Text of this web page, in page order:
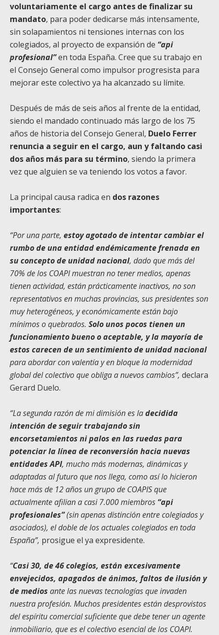
voluntariamente el cargo antes de finalizar su
mandato, para poder dedicarse más intensamente,
sin solapamientos ni tensiones internas con los
colegiados, al proyecto de expansión de “api
profesional”en toda España. Cree que su trabajo en
el Consejo General como impulsor progresista para
mejorar este colectivo ya ha alcanzado su límite.
Después de más de seis años al frente de la entidad,
siendo el mandado continuado más largo de los 75
años de historia del Consejo General, Duelo Ferrer
renuncia a seguir en el cargo, aun y faltando casi
dos años más para su término, siendo la primera
vez que alguien se va teniendo los votos a favor.
La principal causa radica en dos razones
importantes:
“Por una parte, estoy agotado de intentar cambiar el
rumbo de una entidad endémicamente frenada en
su concepto de unidad nacional, dado que más del
70% de los COAPI muestran no tener medios, apenas
tienen actividad, están prácticamente inactivos, no son
representativos en muchas provincias, sus presidentes son
muy heterogéneos, y económicamente están bajo
mínimos o quebrados. Solo unos pocos tienen un
funcionamiento bueno o aceptable, y la mayoría de
estos carecen de un sentimiento de unidad nacional
para abordar con valentía y en bloque la modernidad
global del colectivo que obliga a nuevos cambios”, declara
Gerard Duelo.
“La segunda razón de mi dimisión es ladecidida
intención de seguir trabajando sin
encorsetamientos ni palos en las ruedas para
potenciar la línea de reconversión hacia nuevas
entidades API, mucho más modernas, dinámicas y
adaptadas al futuro que nos llega, como así lo hicieron
hace más de 12 años un grupo de COAPIS que
actualmente afilian a casi 7.000 miembros “api
profesionales”(sin apenas distinción entre colegiados y
asociados), el doble de los actuales colegiados en toda
España”, prosigue el ya expresidente.
“Casi 30, de 46 colegios, están excesivamente
envejecidos, apagados de ánimos, faltos de ilusión y
de medios ante las nuevas tecnologías que invaden
nuestra profesión. Muchos presidentes están desprovistos
del espíritu comercial suficiente que debe tener un agente
inmobiliario, que es el colectivo esencial de los COAPI.